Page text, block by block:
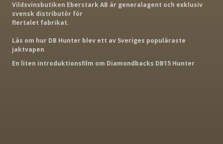
Vildsvinsbutiken Eberstark AB är generalagent och exklusiv
svensk distributör för
flertalet fabrikat.
Läs om hur DB Hunter blev ett av Sveriges populäraste
jaktvapen
En liten introduktionsfilm om Diamondbacks DB15 Hunter